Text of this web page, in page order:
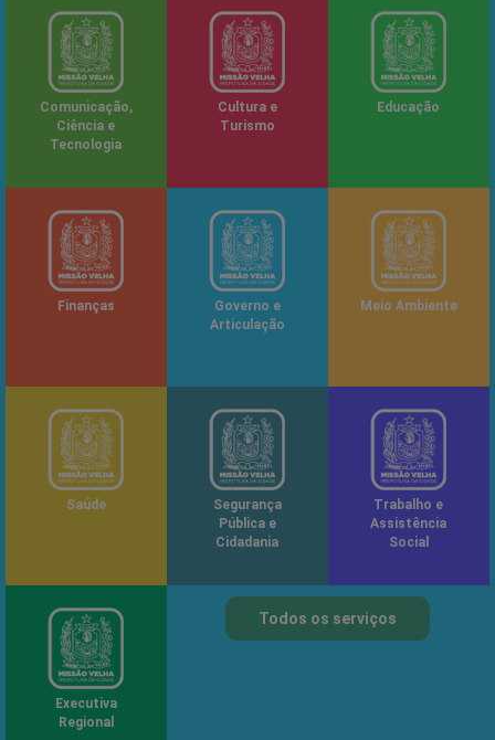
Comunicação,
Ciência e
Tecnologia
Cultura e
Turismo
Educação
Finanças
Governo e
Articulação
Meio Ambiente
Saúde
Segurança
Pública e
Cidadania
Trabalho e
Assistência
Social
Executiva
Regional
Todos os serviços